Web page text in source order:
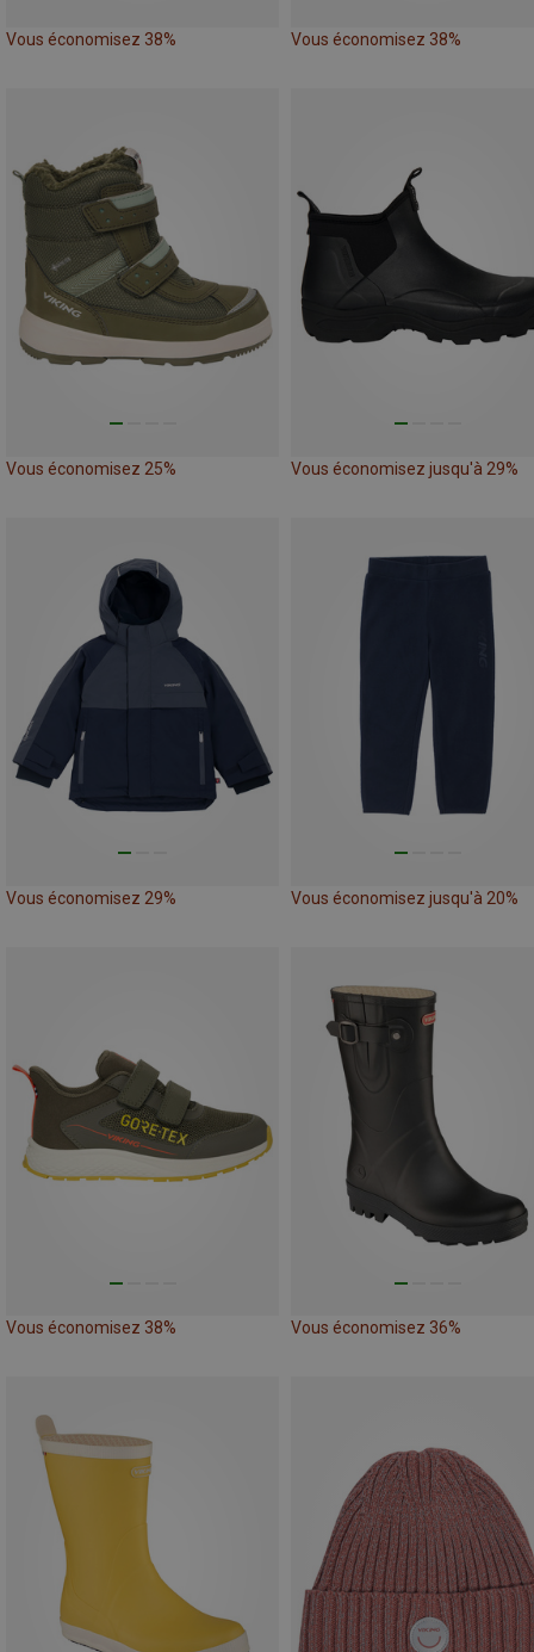
Vous économisez 38% Vous économisez 38%
Vous économisez 25% Vous économisez jusqu'à 29%
Vous économisez 29% Vous économisez jusqu'à 20%
Vous économisez 38% Vous économisez 36%